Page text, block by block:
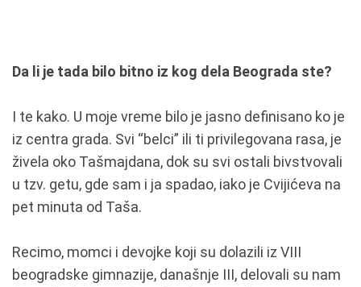
Da li je tada bilo bitno iz kog dela Beograda ste?
I te kako. U moje vreme bilo je jasno definisano ko je
iz centra grada. Svi “belci” ili ti privilegovana rasa, je
živela oko Tašmajdana, dok su svi ostali bivstvovali
u tzv. getu, gde sam i ja spadao, iako je Cvijićeva na
pet minuta od Taša.
Recimo, momci i devojke koji su dolazili iz VIII
beogradske gimnazije, današnje III, delovali su nam